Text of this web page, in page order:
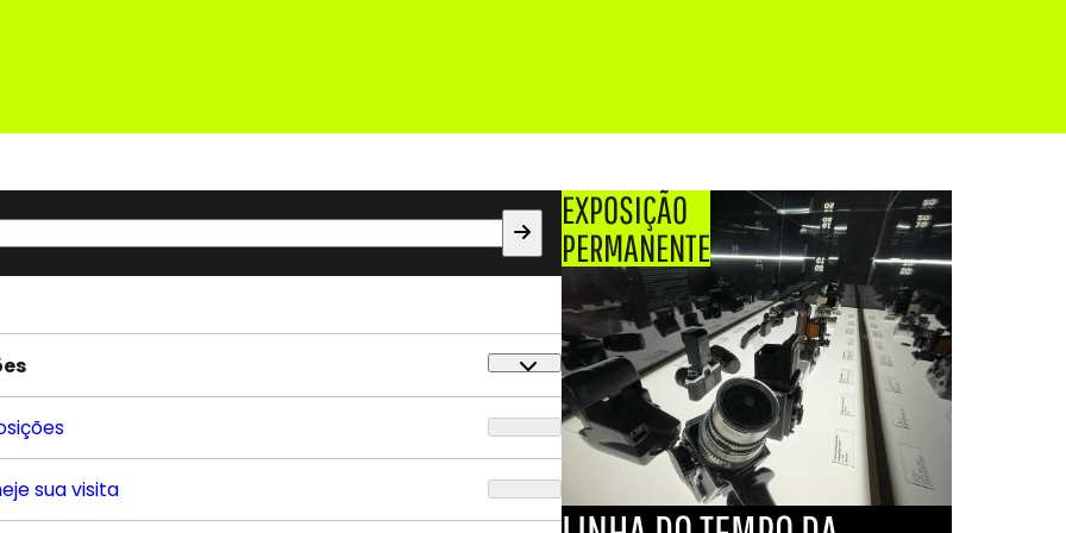
sua visita
EXPOSIÇÃO
PERMANENTE